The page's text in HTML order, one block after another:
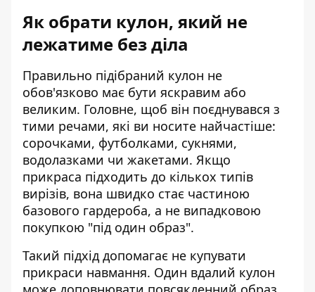
Як обрати кулон, який не
лежатиме без діла
Правильно підібраний кулон не
обов'язково має бути яскравим або
великим. Головне, щоб він поєднувався з
тими речами, які ви носите найчастіше:
сорочками, футболками, сукнями,
водолазками чи жакетами. Якщо
прикраса підходить до кількох типів
вирізів, вона швидко стає частиною
базового гардероба, а не випадковою
покупкою "під один образ".
Такий підхід допомагає не купувати
прикраси навмання. Один вдалий кулон